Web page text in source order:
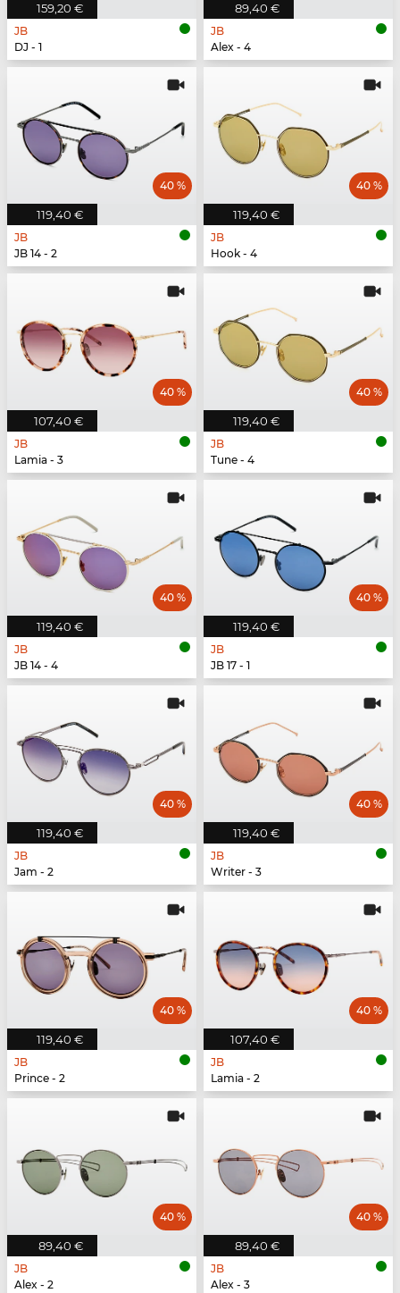
159,20 €
JB
DJ - 1
89,40 €
JB
Alex - 4
119,40 €
40 %
JB
JB 14 - 2
119,40 €
40 %
JB
Hook - 4
107,40 €
40 %
JB
Lamia - 3
119,40 €
40 %
JB
Tune - 4
119,40 €
40 %
JB
JB 14 - 4
119,40 €
40 %
JB
JB 17 - 1
119,40 €
40 %
JB
Jam - 2
119,40 €
40 %
JB
Writer - 3
119,40 €
40 %
JB
Prince - 2
107,40 €
40 %
JB
Lamia - 2
89,40 €
40 %
JB
Alex - 2
89,40 €
40 %
JB
Alex - 3